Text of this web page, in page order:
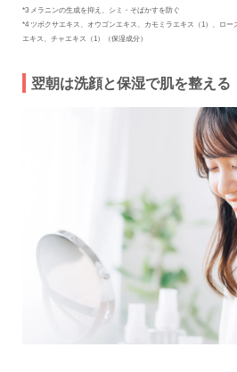
*3 メラニンの生成を抑え、シミ・そばかすを防ぐ
*4 ツボクサエキス、オウゴンエキス、カモミラエキス（1）、ロ
エキス、チャエキス（1）（保湿成分）
翌朝は洗顔と保湿で肌を整える